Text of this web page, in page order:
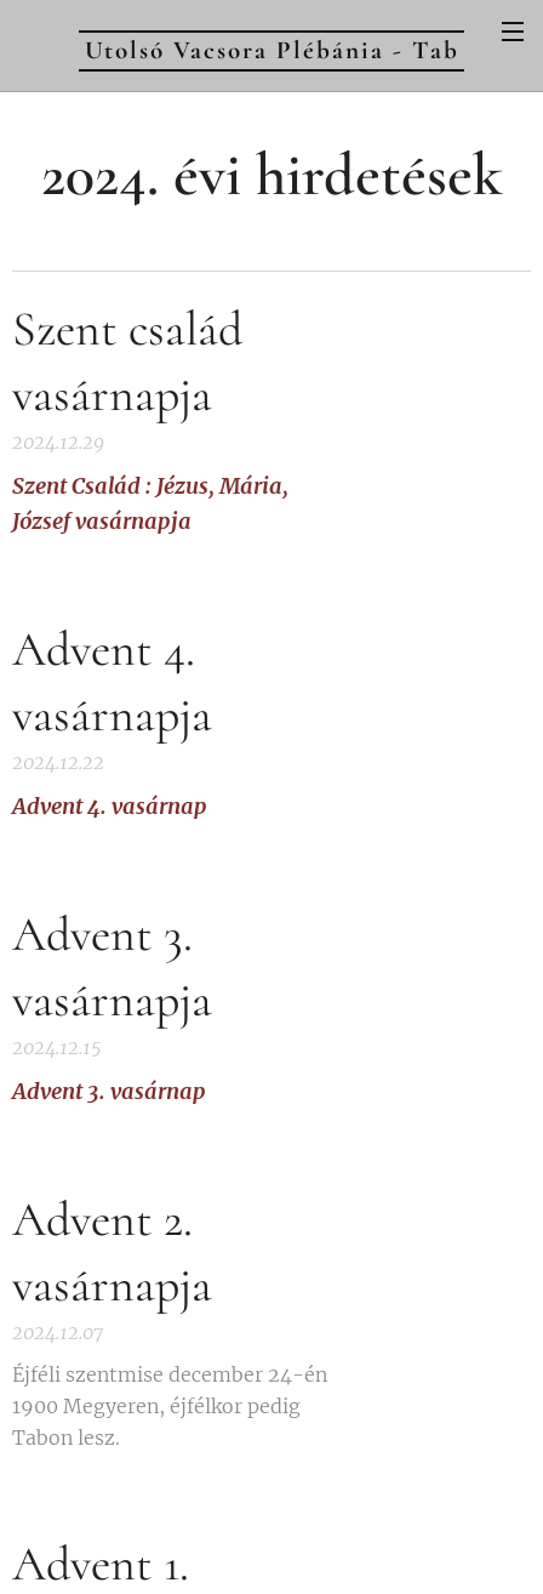
Utolsó Vacsora Plébánia - Tab
2024. évi hirdetések
Szent család
vasárnapja
2024.12.29
Szent Család : Jézus, Mária,
József vasárnapja
Advent 4.
vasárnapja
2024.12.22
Advent 4. vasárnap
Advent 3.
vasárnapja
2024.12.15
Advent 3. vasárnap
Advent 2.
vasárnapja
2024.12.07
Éjféli szentmise december 24-én
1900 Megyeren, éjfélkor pedig
Tabon lesz.
Advent 1.